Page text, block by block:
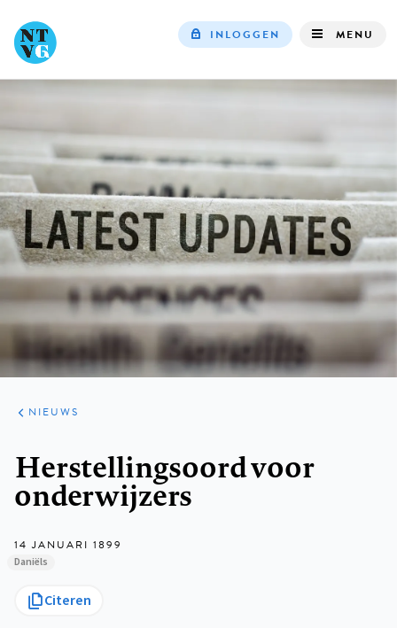
navigation
INLOGGEN MENU
ARTIKELEN
HET
KORT
NIEUWS
Herstellingsoord voor
onderwijzers
14 JANUARI 1899
Daniëls
Citeren